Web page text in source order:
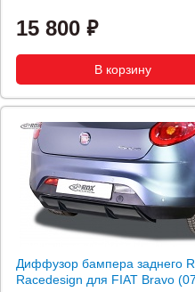
15 800
Диффузор бампера заднего
Racedesign для FIAT Bravo